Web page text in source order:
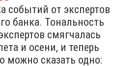
событий от экспертов
банка. Тональность
смягчалась
и осени, и теперь
можно сказать одно: